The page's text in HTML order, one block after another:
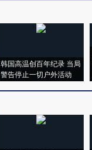
韩国高温创百年纪录 当局
警告停止一切户外活动